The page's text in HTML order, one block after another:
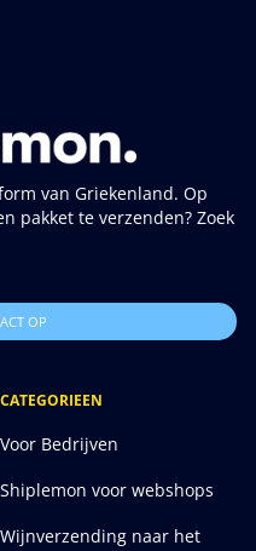
van Griekenland. Op
pakket te verzenden? Zoek
OP
CATEGORIEEN
Voor Bedrijven
Shiplemon voor webshops
Wijnverzending naar het